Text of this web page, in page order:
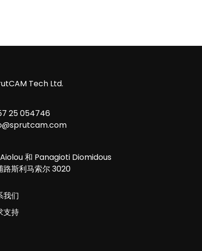
Tech Ltd.
25 054746
和 Panagioti Diomidous
路斯利马索尔 3020
我们
支持